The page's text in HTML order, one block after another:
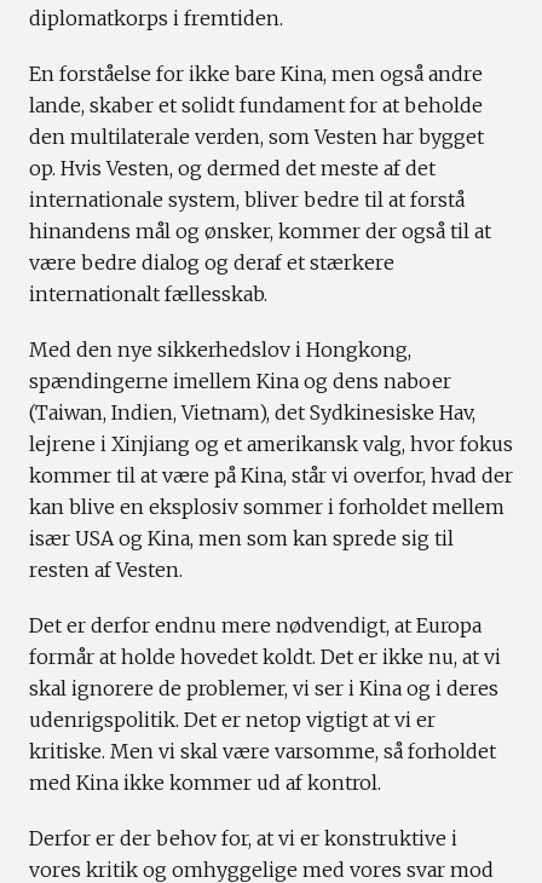
diplomatkorps i fremtiden.
En forståelse for ikke bare Kina, men også andre
lande, skaber et solidt fundament for at beholde
den multilaterale verden, som Vesten har bygget
op. Hvis Vesten, og dermed det meste af det
internationale system, bliver bedre til at forstå
hinandens mål og ønsker, kommer der også til at
være bedre dialog og deraf et stærkere
internationalt fællesskab.
Med den nye sikkerhedslov i Hongkong,
spændingerne imellem Kina og dens naboer
(Taiwan, Indien, Vietnam), det Sydkinesiske Hav,
lejrene i Xinjiang og et amerikansk valg, hvor fokus
kommer til at være på Kina, står vi overfor, hvad der
kan blive en eksplosiv sommer i forholdet mellem
især USA og Kina, men som kan sprede sig til
resten af Vesten.
Det er derfor endnu mere nødvendigt, at Europa
formår at holde hovedet koldt. Det er ikke nu, at vi
skal ignorere de problemer, vi ser i Kina og i deres
udenrigspolitik. Det er netop vigtigt at vi er
kritiske. Men vi skal være varsomme, så forholdet
med Kina ikke kommer ud af kontrol.
Derfor er der behov for, at vi er konstruktive i
vores kritik og omhyggelige med vores svar mod